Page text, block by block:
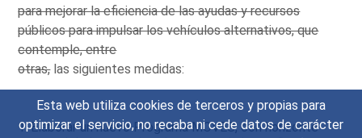
Esta web utiliza cookies de terceros y propias para
optimizar el servicio, no recaba ni cede datos de carácter
para mejorar la eficiencia de las ayudas y recursos
públicos para impulsar los vehículos alternativos, que
contemple, entre
otras,las siguientes medidas:
1. Elaborar un nuevo Programa MOVES, con horizonte